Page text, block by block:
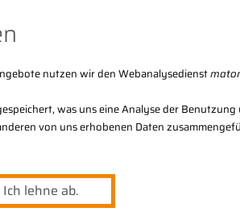
nutzen wir den Webanalysedienst
was uns eine Analyse der
von uns erhobenen Daten
Ich lehne ab.
Angebote Regional